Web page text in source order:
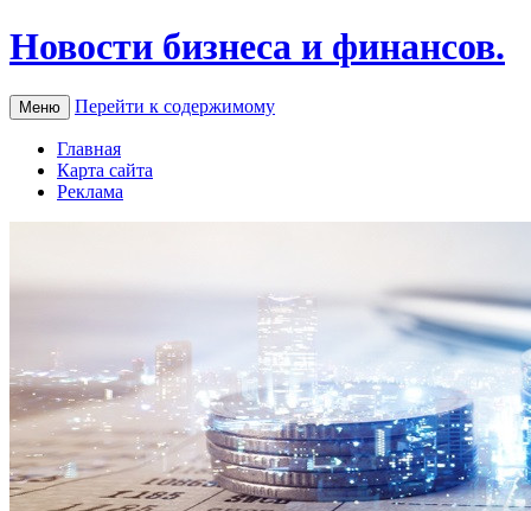
Новости бизнеса и финансов.
Меню Перейти к содержимому
Главная
Карта сайта
Реклама